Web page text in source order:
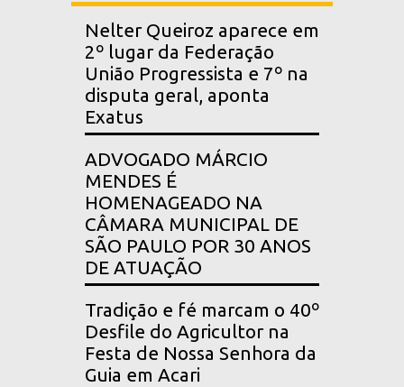
Nelter Queiroz aparece em
2º lugar da Federação
União Progressista e 7º na
disputa geral, aponta
Exatus
ADVOGADO MÁRCIO
MENDES É
HOMENAGEADO NA
CÂMARA MUNICIPAL DE
SÃO PAULO POR 30 ANOS
DE ATUAÇÃO
Tradição e fé marcam o 40º
Desfile do Agricultor na
Festa de Nossa Senhora da
Guia em Acari